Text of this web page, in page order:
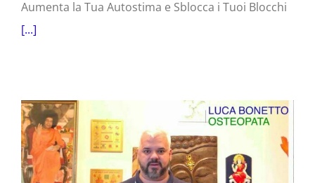
Aumenta la Tua Autostima e Sblocca i Tuoi Blocchi
[...]